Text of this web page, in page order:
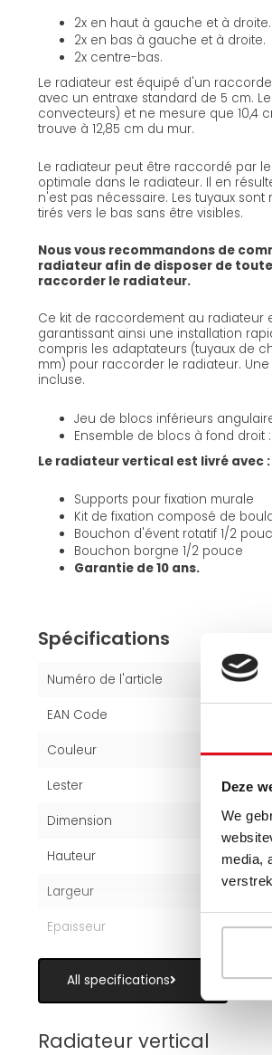
Deze
We
media,
2x en haut à gauche et à droite.
2x en bas à gauche et à droite.
2x centre-bas.
Le radiateur est équipé d'un
avec un entraxe standard de 5 cm.
convecteurs) et ne mesure que 10,4
trouve à 12,85 cm du mur.
Le radiateur peut être raccordé par
optimale dans le radiateur. Il en
n'est pas nécessaire. Les tuyaux
tirés vers le bas sans être visibles.
Nous vous recommandons de
radiateur afin de disposer de
raccorder le radiateur.
Ce kit de raccordement au radiateur
garantissant ainsi une installation
compris les adaptateurs (tuyaux de
mm) pour raccorder le radiateur.
incluse.
Jeu de blocs inférieurs
Ensemble de blocs à fond droit
Le radiateur vertical est livré avec :
Supports pour fixation murale
Kit de fixation composé de
Bouchon d'évent rotatif 1/2
Bouchon borgne 1/2 pouce
Garantie de 10 ans.
Spécifications
Numéro de l'article
EAN Code
Couleur
Lester
Dimension
Hauteur
Largeur
Epaisseur
All specifications
Radiateur vertical